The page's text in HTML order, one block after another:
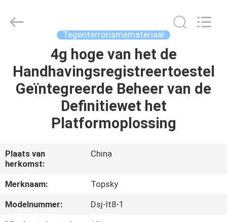
PRODUCTEN
ONGEVEER
FABRIEKSREIS
KWALITEITSCONTROLE
Rights
Tegenterrorismemateriaal
4g hoge van het de
Handhavingsregistreertoestel
Geïntegreerde Beheer van de
Definitiewet het
Platformoplossing
Plaats van
herkomst:
China
Merknaam:
Topsky
Modelnummer:
Dsj-lt8-1